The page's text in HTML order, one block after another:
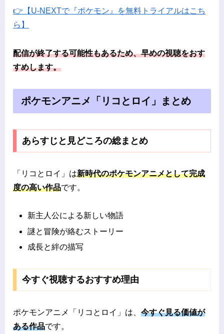
👉【U-NEXTで『ポケモン』を無料トライアルはこち
ら】
配信が終了する可能性もあるため、早めの視聴をおす
すめします。
ポケモンアニメ「リコとロイ」まとめ
あらすじと見どころの総まとめ
「リコとロイ」は新時代のポケモンアニメとして完成
度の高い作品です。
新主人公による新しい物語
謎と冒険が絡むストーリー
成長と絆の描写
今すぐ視聴するおすすめ理由
ポケモンアニメ「リコとロイ」は、 今すぐ見る価値が
ある作品です。